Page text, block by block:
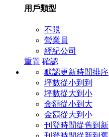
用戶類型
不限
營業員
經紀公司
重置 確認
默認更新時間排序
坪數從小到到
坪數從大到小
金額從小到大
金額從大到小
刊登時間從舊到新